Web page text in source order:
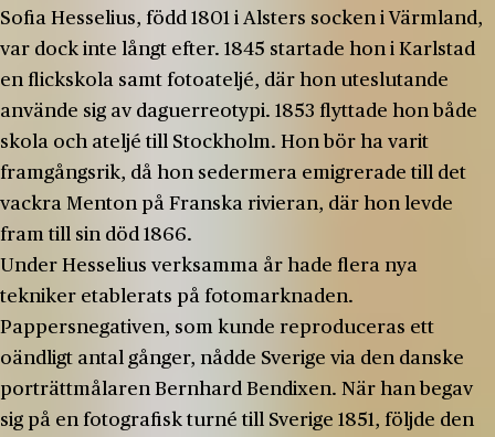
Sofia Hesselius, född 1801 i Alsters socken i Värmland,
var dock inte långt efter. 1845 startade hon i Karlstad
en flickskola samt fotoateljé, där hon uteslutande
använde sig av daguerreotypi. 1853 flyttade hon både
skola och ateljé till Stockholm. Hon bör ha varit
framgångsrik, då hon sedermera emigrerade till det
vackra Menton på Franska rivieran, där hon levde
fram till sin död 1866.
Under Hesselius verksamma år hade flera nya
tekniker etablerats på fotomarknaden.
Pappersnegativen, som kunde reproduceras ett
oändligt antal gånger, nådde Sverige via den danske
porträttmålaren Bernhard Bendixen. När han begav
sig på en fotografisk turné till Sverige 1851, följde den